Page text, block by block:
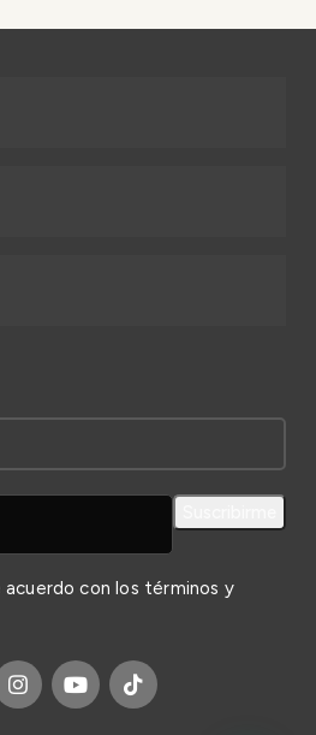
con los términos y